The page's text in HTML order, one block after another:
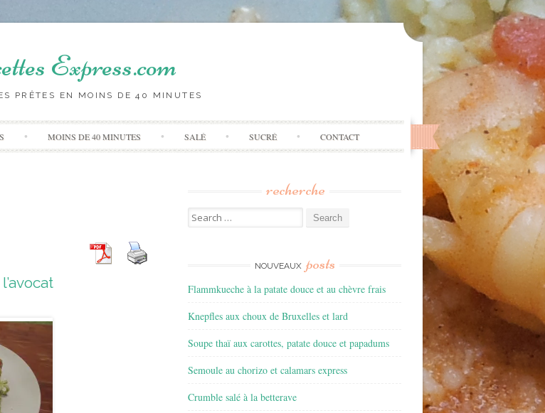
Express.com
PRÊTES EN MOINS DE 40 MINUTES
MOINS DE 40 MINUTES SALÉ SUCRÉ CONTACT
recherche
Search for:
NOUVEAUX posts
Flammkueche à la patate douce et au chèvre frais
Knepfles aux choux de Bruxelles et lard
Soupe thaï aux carottes, patate douce et papadums
Semoule au chorizo et calamars express
Crumble salé à la betterave